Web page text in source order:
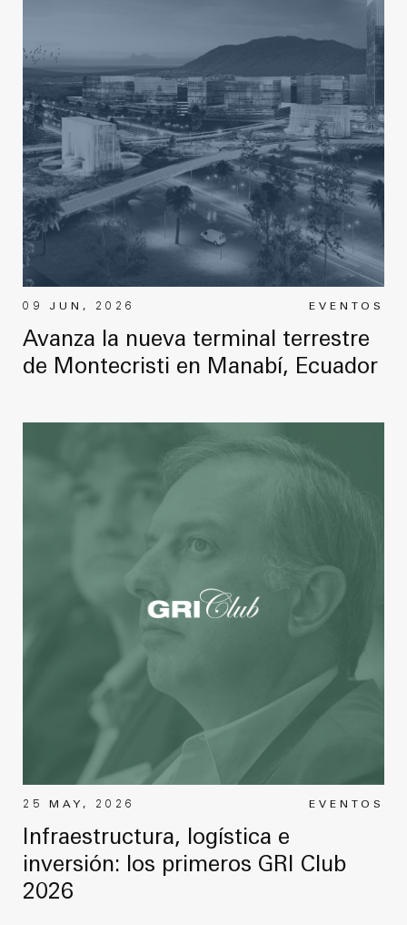
EVENTOS
09 JUN, 2026
Avanza la nueva terminal terrestre
de Montecristi en Manabí, Ecuador
EVENTOS
25 MAY, 2026
Infraestructura, logística e
inversión: los primeros GRI Club
2026